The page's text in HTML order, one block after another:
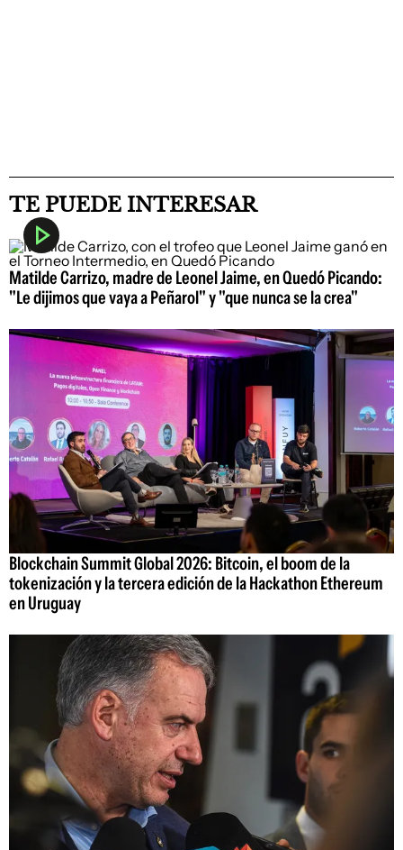
TE PUEDE INTERESAR
Matilde Carrizo, madre de Leonel Jaime, en Quedó Picando:
"Le dijimos que vaya a Peñarol" y "que nunca se la crea"
Blockchain Summit Global 2026: Bitcoin, el boom de la
tokenización y la tercera edición de la Hackathon Ethereum
en Uruguay